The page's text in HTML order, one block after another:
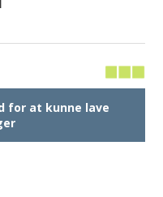
for at kunne lave